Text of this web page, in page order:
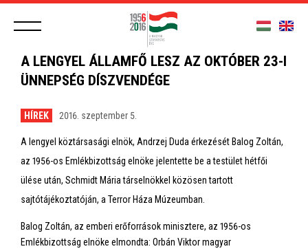
A LENGYEL ÁLLAMFŐ LESZ AZ OKTÓBER 23-I
ÜNNEPSÉG DÍSZVENDÉGE
HÍREK 2016. szeptember 5.
A lengyel köztársasági elnök, Andrzej Duda érkezését Balog Zoltán,
az 1956-os Emlékbizottság elnöke jelentette be a testület hétfői
ülése után, Schmidt Mária társelnökkel közösen tartott
sajtótájékoztatóján, a Terror Háza Múzeumban.
Balog Zoltán, az emberi erőforrások minisztere, az 1956-os
Emlékbizottság elnöke elmondta: Orbán Viktor magyar